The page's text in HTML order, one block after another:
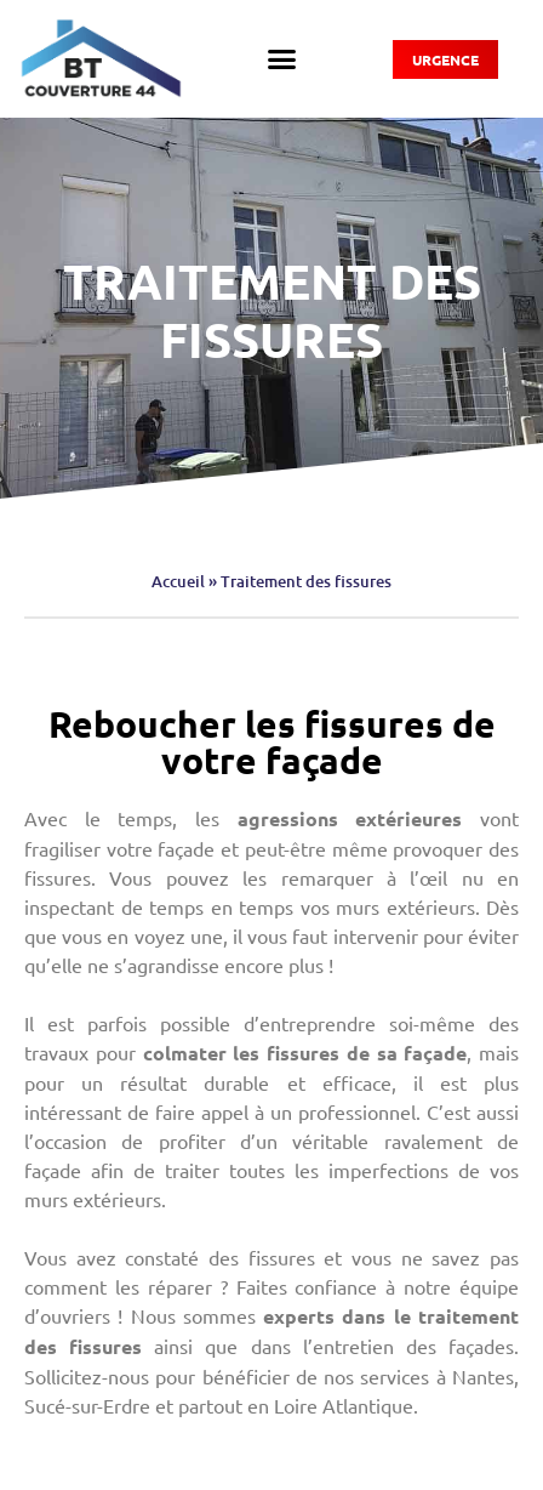
URGENCE
TRAITEMENT DES
FISSURES
Accueil»Traitement des fissures
Reboucher les fissures de
votre façade
Avec le temps, les agressions extérieures vont
fragiliser votre façade et peut-être même provoquer des
fissures. Vous pouvez les remarquer à l’œil nu en
inspectant de temps en temps vos murs extérieurs. Dès
que vous en voyez une, il vous faut intervenir pour éviter
qu’elle ne s’agrandisse encore plus !
Il est parfois possible d’entreprendre soi-même des
travaux pour colmater les fissures de sa façade, mais
pour un résultat durable et efficace, il est plus
intéressant de faire appel à un professionnel. C’est aussi
l’occasion de profiter d’un véritable ravalement de
façade afin de traiter toutes les imperfections de vos
murs extérieurs.
Vous avez constaté des fissures et vous ne savez pas
comment les réparer ? Faites confiance à notre équipe
d’ouvriers ! Nous sommesexperts dans le traitement
des fissures ainsi que dans l’entretien des façades.
Sollicitez-nous pour bénéficier de nos services à Nantes,
Sucé-sur-Erdre et partout en Loire Atlantique.